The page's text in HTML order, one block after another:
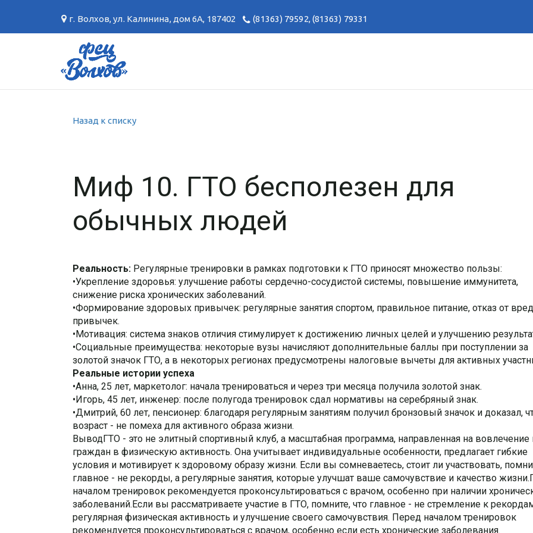
г. Волхов,ул. Калинина, дом 6А, 187402 (81363) 79592,(81363) 79331
Назад к списку
Миф 10. ГТО бесполезен для
обычных людей
Реальность: Регулярные тренировки в рамках подготовки к ГТО приносят множество пользы:
•Укрепление здоровья: улучшение работы сердечно-сосудистой системы, повышение иммунитета,
снижение риска хронических заболеваний.
•Формирование здоровых привычек: регулярные занятия спортом, правильное питание, отказ от
привычек.
•Мотивация: система знаков отличия стимулирует к достижению личных целей и улучшению
•Социальные преимущества: некоторые вузы начисляют дополнительные баллы при поступлении за
золотой значок ГТО, а в некоторых регионах предусмотрены налоговые вычеты для активных
Реальные истории успеха
•Анна, 25 лет, маркетолог: начала тренироваться и через три месяца получила золотой знак.
•Игорь, 45 лет, инженер: после полугода тренировок сдал нормативы на серебряный знак.
•Дмитрий, 60 лет, пенсионер: благодаря регулярным занятиям получил бронзовый значок и доказал,
возраст - не помеха для активного образа жизни.
ВыводГТО - это не элитный спортивный клуб, а масштабная программа, направленная на вовлечение
граждан в физическую активность. Она учитывает индивидуальные особенности, предлагает гибкие
условия и мотивирует к здоровому образу жизни. Если вы сомневаетесь, стоит ли участвовать,
главное - не рекорды, а регулярные занятия, которые улучшат ваше самочувствие и качество
началом тренировок рекомендуется проконсультироваться с врачом, особенно при наличии
заболеваний.Если вы рассматриваете участие в ГТО, помните, что главное - не стремление к
регулярная физическая активность и улучшение своего самочувствия. Перед началом тренировок
рекомендуется проконсультироваться с врачом, особенно если есть хронические заболевания.